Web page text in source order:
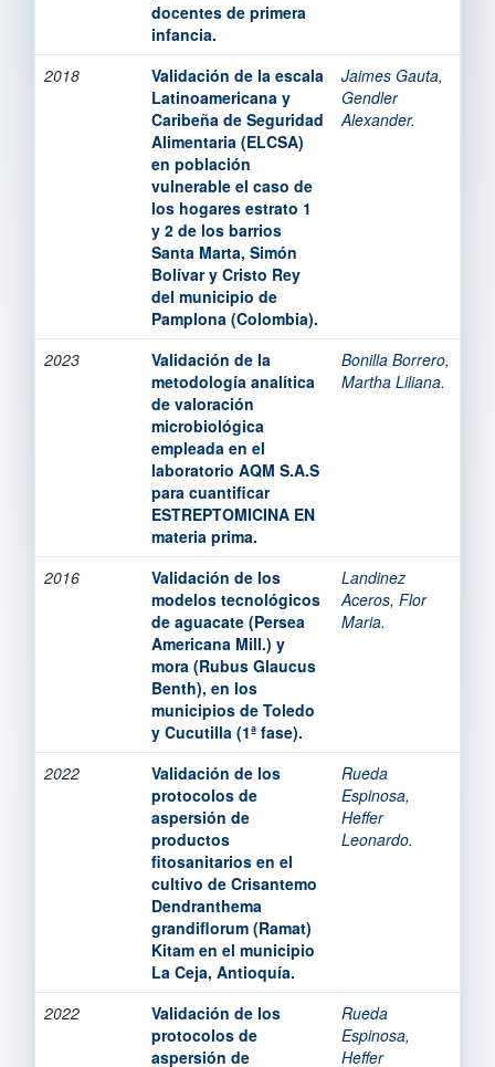
docentes de primera
infancia.
2018
Validación de la escala
Latinoamericana y
Caribeña de Seguridad
Alimentaria (ELCSA)
en población
vulnerable el caso de
los hogares estrato 1
y 2 de los barrios
Santa Marta, Simón
Bolívar y Cristo Rey
del municipio de
Pamplona (Colombia).
Jaimes Gauta,
Gendler
Alexander.
2023
Validación de la
metodología analítica
de valoración
microbiológica
empleada en el
laboratorio AQM S.A.S
para cuantificar
ESTREPTOMICINA EN
materia prima.
Bonilla Borrero,
Martha Liliana.
2016
Validación de los
modelos tecnológicos
de aguacate (Persea
Americana Mill.) y
mora (Rubus Glaucus
Benth), en los
municipios de Toledo
y Cucutilla (1ª fase).
Landinez
Aceros, Flor
Maria.
2022
Validación de los
protocolos de
aspersión de
productos
fitosanitarios en el
cultivo de Crisantemo
Dendranthema
grandiflorum (Ramat)
Kitam en el municipio
La Ceja, Antioquía.
Rueda
Espinosa,
Heffer
Leonardo.
2022
Validación de los
protocolos de
aspersión de
Rueda
Espinosa,
Heffer